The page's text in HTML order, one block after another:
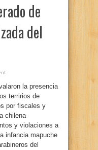
de
del
la presencia
terririos de
por fiscales y
chilena
y violaciones a
infancia mapuche
del